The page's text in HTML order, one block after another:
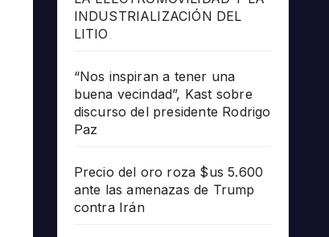
INDUSTRIALIZACIÓN DEL
LITIO
“Nos inspiran a tener una
buena vecindad”, Kast sobre
discurso del presidente Rodrigo
Paz
Precio del oro roza $us 5.600
ante las amenazas de Trump
contra Irán